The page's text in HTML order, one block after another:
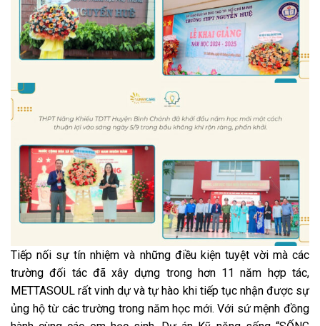
Tiếp nối sự tín nhiệm và những điều kiện tuyệt vời mà các
trường đối tác đã xây dựng trong hơn 11 năm hợp tác,
METTASOUL rất vinh dự và tự hào khi tiếp tục nhận được sự
ủng hộ từ các trường trong năm học mới. Với sứ mệnh đồng